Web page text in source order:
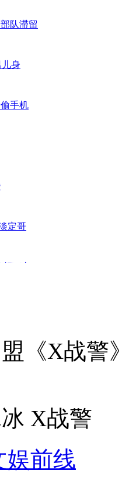
队滞留
儿身
手机
定哥
下车
习俗
合力深夜将其击毙
X战警
X战警
娱前线